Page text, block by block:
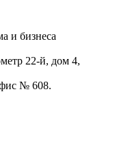
и бизнеса
22-й, дом 4,
№ 608.